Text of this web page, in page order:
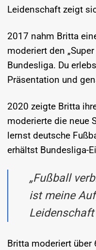
Leidenschaft zeigt
2017 nahm Britta
moderiert den
Bundesliga. Du
Präsentation und
2020 zeigte Britta
moderierte die neue
lernst deutsche
erhältst Bundesliga-
„Fußball
ist meine
Britta moderiert über